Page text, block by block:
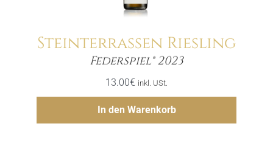
Steinterrassen Riesling
Federspiel® 2023
13.00€ inkl. USt.
In den Warenkorb
Menge
Hinzufügen